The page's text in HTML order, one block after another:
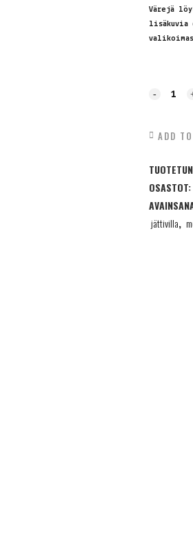
Värejä
lisäkuvia
XXL,
tilausvärit
68
erilaista,
ADD
OSASTOT:
jättivilla,